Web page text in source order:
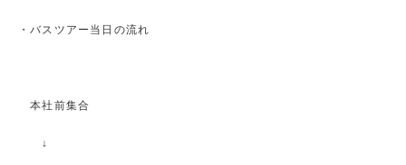
・バスツアー当日の流れ
本社前集合
↓